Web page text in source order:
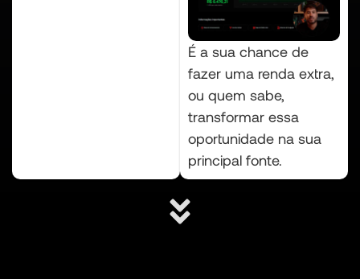
É a sua chance de
fazer uma renda extra,
ou quem sabe,
transformar essa
oportunidade na sua
principal fonte.